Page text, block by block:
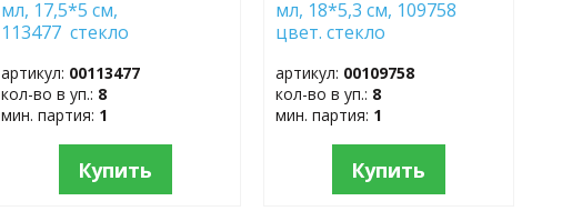
мл, 17,5*5 см,
113477 стекло
артикул: 00113477
кол-во в уп.: 8
мин. партия: 1
Купить
мл, 18*5,3 см, 109758
цвет. стекло
артикул: 00109758
кол-во в уп.: 8
мин. партия: 1
Купить